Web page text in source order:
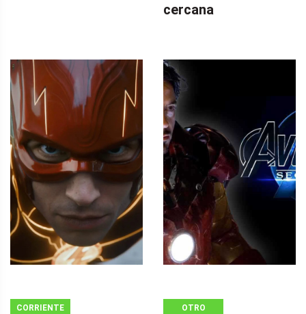
cercana
CORRIENTE
OTRO